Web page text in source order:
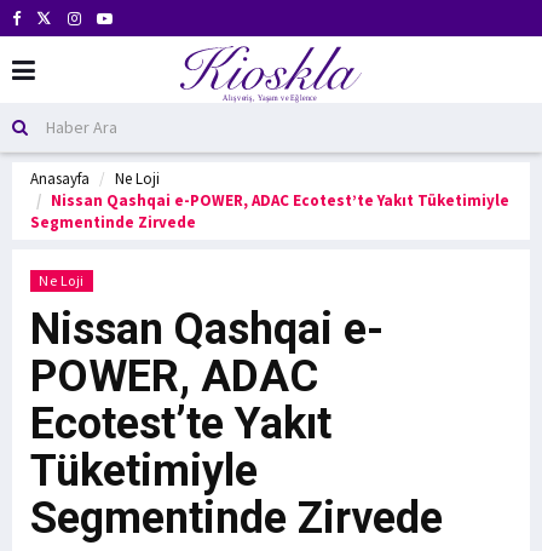
Anasayfa
Ne Loji
Nissan Qashqai e-POWER, ADAC Ecotest’te Yakıt Tüketimiyle
Segmentinde Zirvede
Ne Loji
Nissan Qashqai e-
POWER, ADAC
Ecotest’te Yakıt
Tüketimiyle
Segmentinde Zirvede